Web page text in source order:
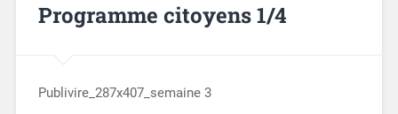
Programme citoyens 1/4
Publivire_287x407_semaine 3